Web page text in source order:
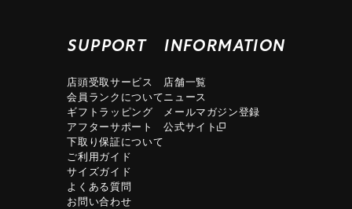
SUPPORT
店頭受取サービス
会員ランクについて
ギフトラッピング
アフターサポート
下取り保証について
ご利用ガイド
サイズガイド
よくある質問
お問い合わせ
INFORMATION
店舗一覧
ニュース
メールマガジン登録
公式サイト